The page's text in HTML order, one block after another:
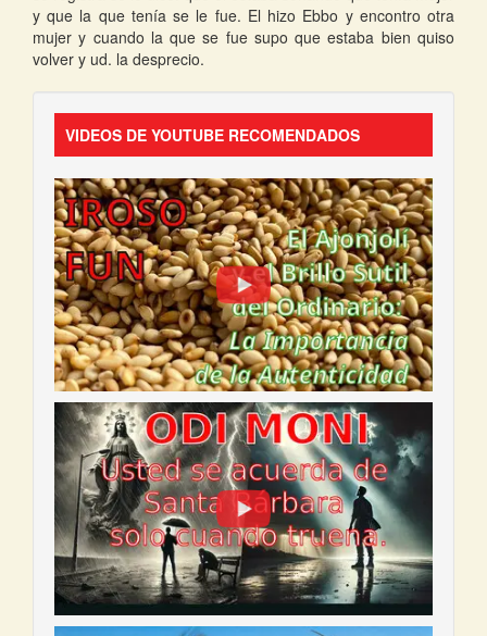
y que la que tenía se le fue. El hizo Ebbo y encontro otra
mujer y cuando la que se fue supo que estaba bien quiso
volver y ud. la desprecio.
VIDEOS DE YOUTUBE RECOMENDADOS